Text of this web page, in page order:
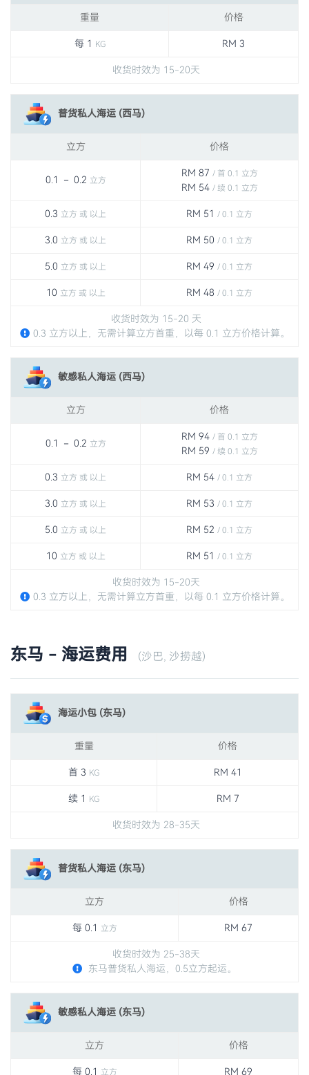
重量 价格
每 1 KG RM 3
收货时效为 15-20天
普货私人海运 (西马)
立方 价格
0.1 － 0.2 立方
RM 87 / 首 0.1 立方
RM 54 / 续 0.1 立方
0.3 立方 或 以上 RM 51 / 0.1 立方
3.0 立方 或 以上 RM 50 / 0.1 立方
5.0 立方 或 以上 RM 49 / 0.1 立方
10 立方 或 以上 RM 48 / 0.1 立方
收货时效为 15-20 天
0.3 立方以上，无需计算立方首重，以每 0.1 立方价格计算。
敏感私人海运 (西马)
立方 价格
0.1 － 0.2 立方
RM 94 / 首 0.1 立方
RM 59 / 续 0.1 立方
0.3 立方 或 以上 RM 54 / 0.1 立方
3.0 立方 或 以上 RM 53 / 0.1 立方
5.0 立方 或 以上 RM 52 / 0.1 立方
10 立方 或 以上 RM 51 / 0.1 立方
收货时效为 15-20天
0.3 立方以上，无需计算立方首重，以每 0.1 立方价格计算。
东马 - 海运费用 (沙巴, 沙捞越)
海运小包 (东马)
重量 价格
首 3 KG RM 41
续 1 KG RM 7
收货时效为 28-35天
普货私人海运 (东马)
立方 价格
每 0.1 立方 RM 67
收货时效为 25-38天
东马普货私人海运，0.5立方起运。
敏感私人海运 (东马)
立方 价格
每 0.1 立方 RM 69